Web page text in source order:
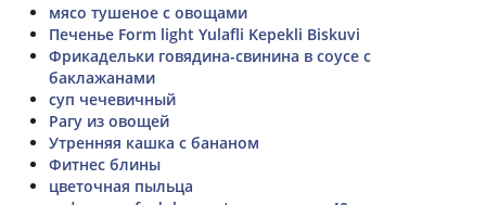
мясо тушеное с овощами
Печенье Form light Yulafli Kepekli Biskuvi
Фрикадельки говядина-свинина в соусе с
баклажанами
суп чечевичный
Рагу из овощей
Утренняя кашка с бананом
Фитнес блины
цветочная пыльца